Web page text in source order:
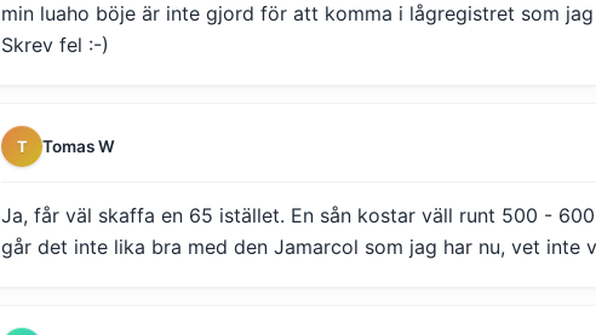
min luaho böje är inte gjord för att komma i lågregistret som
Skrev fel :-)
T Tomas W
Ja, får väl skaffa en 65 istället. En sån kostar väll runt 500 -
går det inte lika bra med den Jamarcol som jag har nu, vet inte